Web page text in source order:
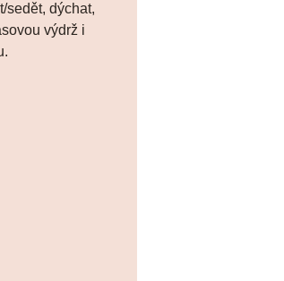
sedět, dýchat,
výdrž i